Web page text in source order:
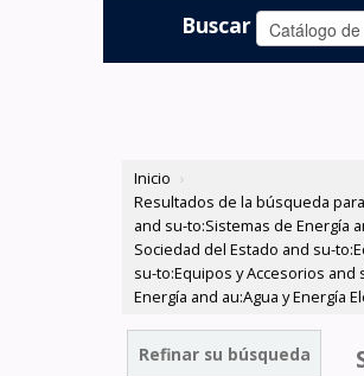
Buscar
Inicio ›
Resultados de la búsqueda
and su-to:Sistemas de Energía
Sociedad del Estado and su-
su-to:Equipos y Accesorios
Energía and au:Agua y Energía
Refinar su búsqueda